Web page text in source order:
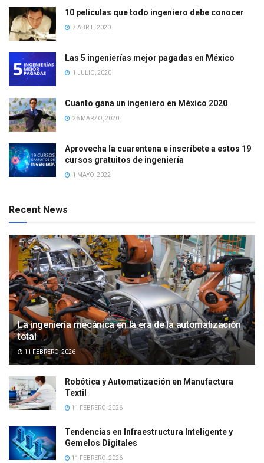
10 películas que todo ingeniero debe conocer
7 ABRIL, 2020
Las 5 ingenierías mejor pagadas en México
1 JULIO, 2020
Cuanto gana un ingeniero en México 2020
26 MARZO, 2020
Aprovecha la cuarentena e inscríbete a estos 19
cursos gratuitos de ingeniería
1 MAYO, 2022
Recent News
La ingeniería mecánica en la era de la automatización
total
11 FEBRERO, 2026
Robótica y Automatización en Manufactura
Textil
11 FEBRERO, 2026
Tendencias en Infraestructura Inteligente y
Gemelos Digitales
11 FEBRERO, 2026